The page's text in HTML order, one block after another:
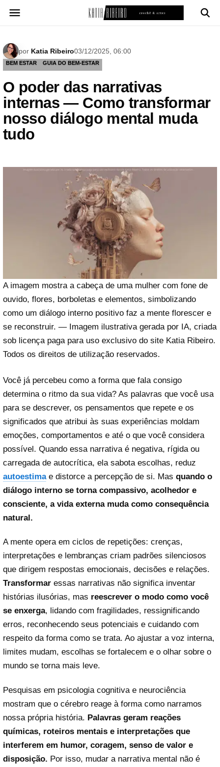
para
por Katia Ribeiro03/12/2025, 06:00
BEM ESTAR GUIA DO BEM-ESTAR
O poder das narrativas
internas — Como transformar
nosso diálogo mental muda
tudo
A imagem mostra a cabeça de uma mulher com fone de
ouvido, flores, borboletas e elementos, simbolizando
como um diálogo interno positivo faz a mente florescer e
se reconstruir. — Imagem ilustrativa gerada por IA, criada
sob licença paga para uso exclusivo do site Katia Ribeiro.
Todos os direitos de utilização reservados.
Você já percebeu como a forma que fala consigo
determina o ritmo da sua vida? As palavras que você usa
para se descrever, os pensamentos que repete e os
significados que atribui às suas experiências moldam
emoções, comportamentos e até o que você considera
possível. Quando essa narrativa é negativa, rígida ou
carregada de autocrítica, ela sabota escolhas, reduz
autoestimae distorce a percepção de si. Mas quando o
diálogo interno se torna compassivo, acolhedor e
consciente, a vida externa muda como consequência
natural.
A mente opera em ciclos de repetições: crenças,
interpretações e lembranças criam padrões silenciosos
que dirigem respostas emocionais, decisões e relações.
Transformar essas narrativas não significa inventar
histórias ilusórias, mas reescrever o modo como você
se enxerga, lidando com fragilidades, ressignificando
erros, reconhecendo seus potenciais e cuidando com
respeito da forma como se trata. Ao ajustar a voz interna,
limites mudam, escolhas se fortalecem e o olhar sobre o
mundo se torna mais leve.
Pesquisas em psicologia cognitiva e neurociência
mostram que o cérebro reage à forma como narramos
nossa própria história. Palavras geram reações
químicas, roteiros mentais e interpretações que
interferem em humor, coragem, senso de valor e
disposição. Por isso, mudar a narrativa mental não é